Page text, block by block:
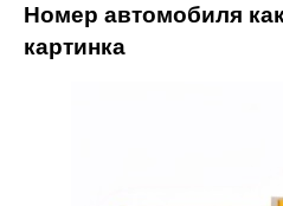
Номер автомобиля
картинка